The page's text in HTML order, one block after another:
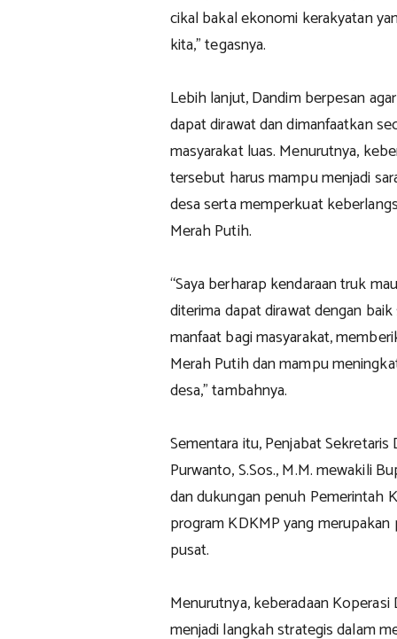
cikal bakal ekonomi kerakyatan
kita,” tegasnya.
Lebih lanjut, Dandim berpesan
dapat dirawat dan dimanfaatkan
masyarakat luas. Menurutnya,
tersebut harus mampu menjadi
desa serta memperkuat
Merah Putih.
“Saya berharap kendaraan truk
diterima dapat dirawat dengan
manfaat bagi masyarakat,
Merah Putih dan mampu
desa,” tambahnya.
Sementara itu, Penjabat
Purwanto, S.Sos., M.M. mewakili
dan dukungan penuh Pemerintah
program KDKMP yang
pusat.
Menurutnya, keberadaan
menjadi langkah strategis dalam